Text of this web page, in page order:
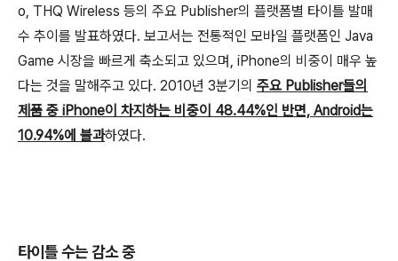
o, THQ Wireless 등의 주요 Publisher의 플랫폼별 타이틀 발매
수 추이를 발표하였다. 보고서는 전통적인 모바일 플랫폼인 Java
Game 시장을 빠르게 축소되고 있으며, iPhone의 비중이 매우 높
다는 것을 말해주고 있다. 2010년 3분기의 주요 Publisher들의
제품 중 iPhone이 차지하는 비중이 48.44%인 반면, Android는
10.94%에 불과하였다.
타이틀 수는 감소 중